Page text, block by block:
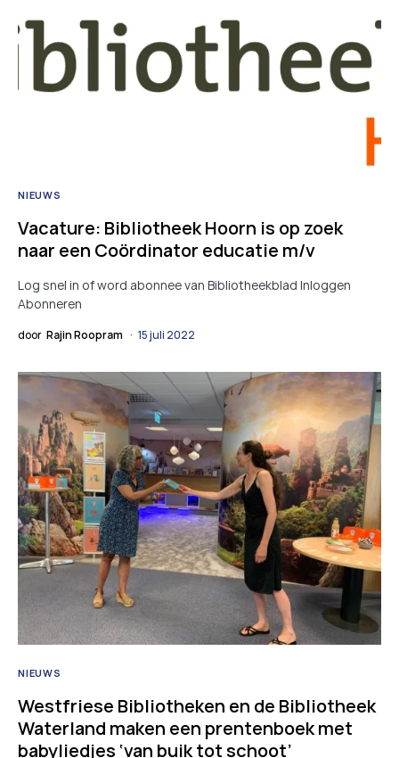
NIEUWS
Vacature: Bibliotheek Hoorn is op zoek
naar een Coördinator educatie m/v
Log snel in of word abonnee van Bibliotheekblad Inloggen
Abonneren
door Rajin Roopram 15 juli 2022
NIEUWS
Westfriese Bibliotheken en de Bibliotheek
Waterland maken een prentenboek met
babyliedjes ‘van buik tot schoot’